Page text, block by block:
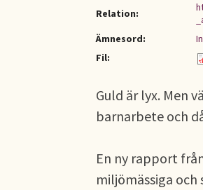
Relation:
Ämnesord:
Fil:
Guld är lyx. Men
barnarbete och
En ny rapport
miljömässiga